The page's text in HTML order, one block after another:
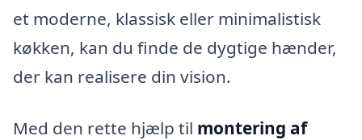
et moderne, klassisk eller minimalistisk
køkken, kan du finde de dygtige hænder,
der kan realisere din vision.
Med den rette hjælp til montering af